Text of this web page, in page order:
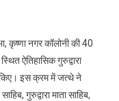
कृष्णा नगर कॉलोनी की 40
ऐतिहासिक गुरुद्वारा
किए। इस क्रम में जत्थे ने
गुरुद्वारा माता साहिब,